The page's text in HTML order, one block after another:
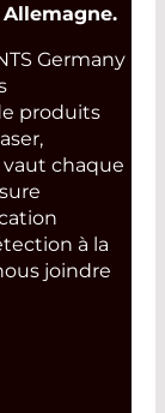
Germany
produits
chaque
à la
joindre